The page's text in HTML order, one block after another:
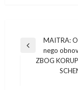
objava
Previous
MAITRA:
nego
ZBOG